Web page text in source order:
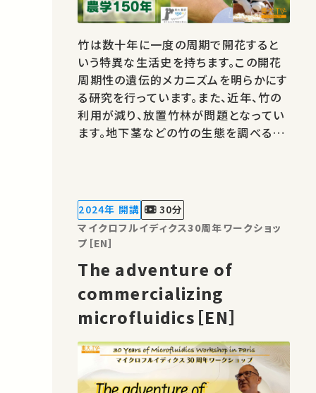
竹は数十年に一度の周期で開花すると
いう特異な生活史を持ちます。この開花
周期性の遺伝的メカニズムを明らかにす
る研究を行っています。また、近年、竹の
利用が減り、放置竹林が問題となってい
ます。地下茎などの竹の生態を調べるこ
2024年 開講
30分
マイクロフルイディクス30周年ワークショッ
プ［EN］
The adventure of
commercializing
microfluidics［EN］